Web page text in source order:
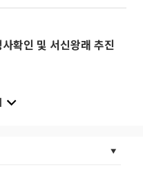
확인 및 서신왕래 추진